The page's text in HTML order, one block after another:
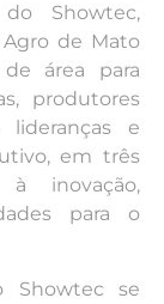
Showtec,
de Mato
área para
produtores
lideranças e
em três
inovação,
para o
Showtec se